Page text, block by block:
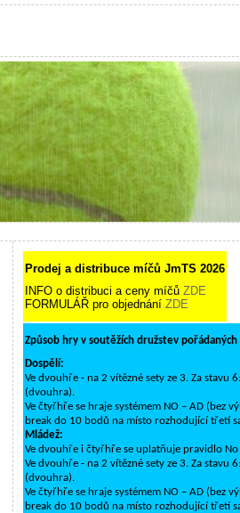
Prodej a distribuce míčů JmTS 2026
INFO o distribuci a ceny míčů ZDE
FORMULÁŘ pro objednání ZDE
Způsob hry v soutěžích družstev pořádaných
Dospělí:
Ve dvouhře - na 2 vítězné sety ze 3. Za stavu
(dvouhra).
Ve čtyřhře se hraje systémem NO – AD (bez
break do 10 bodů na místo rozhodující třetí
Mládež:
Ve dvouhře i čtyřhře se uplatňuje pravidlo No
Ve dvouhře - na 2 vítězné sety ze 3. Za stavu
(dvouhra).
Ve čtyřhře se hraje systémem NO – AD (bez
break do 10 bodů na místo rozhodující třetí